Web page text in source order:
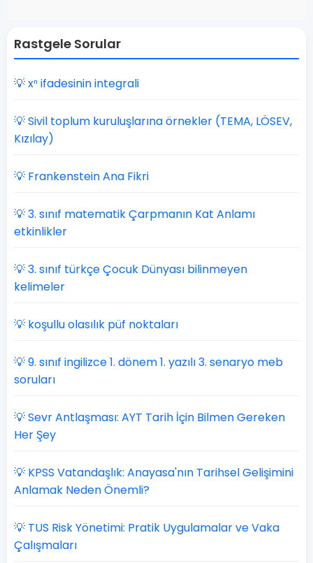
Rastgele Sorular
💡 xⁿ ifadesinin integrali
💡 Sivil toplum kuruluşlarına örnekler (TEMA, LÖSEV,
Kızılay)
💡 Frankenstein Ana Fikri
💡 3. sınıf matematik Çarpmanın Kat Anlamı
etkinlikler
💡 3. sınıf türkçe Çocuk Dünyası bilinmeyen
kelimeler
💡 koşullu olasılık püf noktaları
💡 9. sınıf ingilizce 1. dönem 1. yazılı 3. senaryo meb
soruları
💡 Sevr Antlaşması: AYT Tarih İçin Bilmen Gereken
Her Şey
💡 KPSS Vatandaşlık: Anayasa'nın Tarihsel Gelişimini
Anlamak Neden Önemli?
💡 TUS Risk Yönetimi: Pratik Uygulamalar ve Vaka
Çalışmaları